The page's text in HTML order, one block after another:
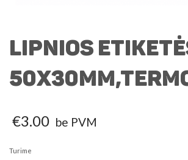
Lipnios
€3.00 be PVM
Turime